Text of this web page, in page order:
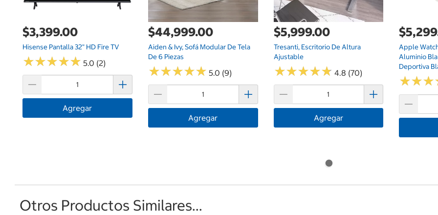
$3,399.00
Hisense Pantalla 32" HD Fire TV
★★★★★
★★★★★ 5.0 (2)
Agregar
$44,999.00
Aiden & Ivy, Sofá Modular De Tela
De 6 Piezas
★★★★★
★★★★★ 5.0 (9)
Agregar
$5,999.00
Tresanti, Escritorio De Altura
Ajustable
★★★★★
★★★★★ 4.8 (70)
Agregar
Apple
Aluminio
Deportiva
★★★
★★★
Otros Productos Similares...